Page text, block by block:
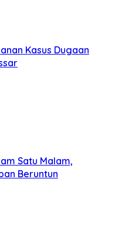
Kasus Dugaan
Satu Malam,
Beruntun